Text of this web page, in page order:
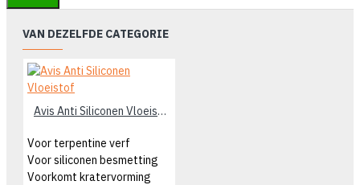
VAN DEZELFDE CATEGORIE
Avis Anti Siliconen Vloeistof
Voor terpentine verf
Voor siliconen besmetting
Voorkomt kratervorming